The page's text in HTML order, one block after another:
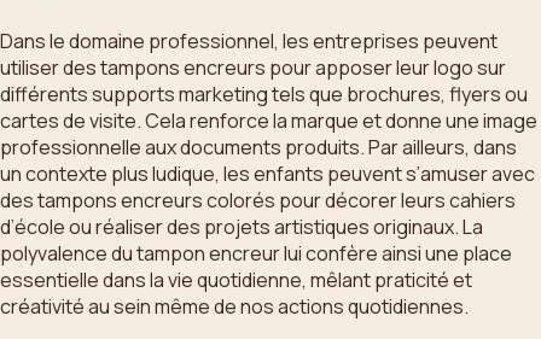
Dans le domaine professionnel, les entreprises peuvent
utiliser des tampons encreurs pour apposer leur logo sur
différents supports marketing tels que brochures, flyers ou
cartes de visite. Cela renforce la marque et donne une image
professionnelle aux documents produits. Par ailleurs, dans
un contexte plus ludique, les enfants peuvent s’amuser avec
des tampons encreurs colorés pour décorer leurs cahiers
d’école ou réaliser des projets artistiques originaux. La
polyvalence du tampon encreur lui confère ainsi une place
essentielle dans la vie quotidienne, mêlant praticité et
créativité au sein même de nos actions quotidiennes.